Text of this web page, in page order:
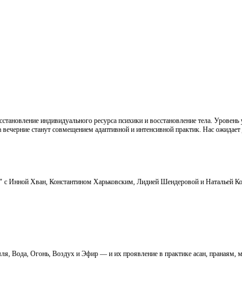
индивидуального ресурса психики и восстановление тела.
станут совмещением адаптивной и интенсивной практик. Нас ожидает
Инной Хван, Константином Харьковским, Лидией Шендеровой и Натальей
Вода, Огонь, Воздух и Эфир — и их проявление в практике асан, пранаям,